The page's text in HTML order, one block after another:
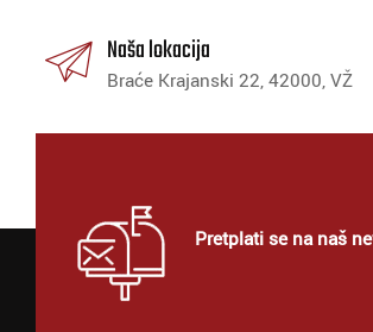
Naša lokacija
Braće Krajanski 22, 42000, VŽ
Pretplati se na naš